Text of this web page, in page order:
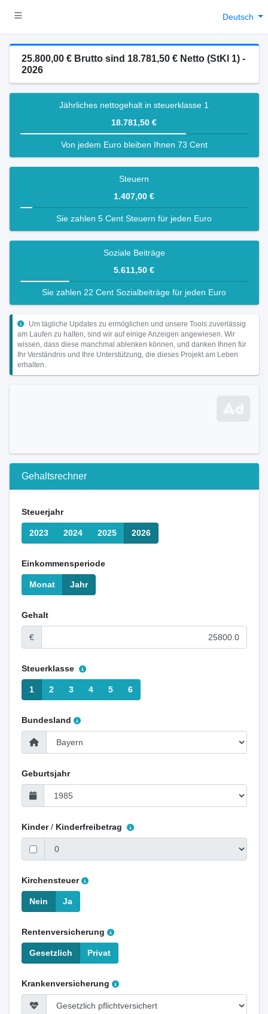
Deutsch
25.800,00 € Brutto sind 18.781,50 € Netto (StKl 1) -
2026
Jährliches nettogehalt in steuerklasse 1
18.781,50 €
Von jedem Euro bleiben Ihnen 73 Cent
Steuern
1.407,00 €
Sie zahlen 5 Cent Steuern für jeden Euro
Soziale Beiträge
5.611,50 €
Sie zahlen 22 Cent Sozialbeiträge für jeden Euro
Um tägliche Updates zu ermöglichen und unsere Tools zuverlässig
am Laufen zu halten, sind wir auf einige Anzeigen angewiesen. Wir
wissen, dass diese manchmal ablenken können, und danken Ihnen für
Ihr Verständnis und Ihre Unterstützung, die dieses Projekt am Leben
erhalten.
Gehaltsrechner
Steuerjahr
2023 2024 2025 2026
Einkommensperiode
Monat Jahr
Gehalt
€
Steuerklasse
1 2 3 4 5 6
Bundesland
Geburtsjahr
Kinder/ Kinderfreibetrag
Kirchensteuer
Nein Ja
Rentenversicherung
Gesetzlich Privat
Krankenversicherung